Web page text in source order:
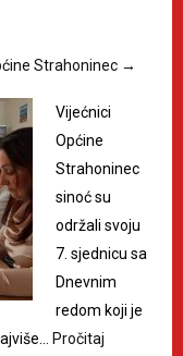
Strahoninec →
Vijećnici
Općine
Strahoninec
sinoć su
održali svoju
7. sjednicu sa
Dnevnim
redom koji je
Pročitaj